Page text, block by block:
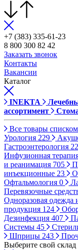
+7 (383) 335-61-23
8 800 300 82 42
Заказать звонок
Контакты
Вакансии
Каталог
INEKTA
ассортимент
Все товары списком
Урология 229
Гастроэнтерология
Инфузионная
и реанимация 705
инъекционные 23
Офтальмология 0
Перевязочные
Одноразовая одежда
продукция 124
Дезинфекция 407
Системы 45
Шприцы 243
Выберите свой склад